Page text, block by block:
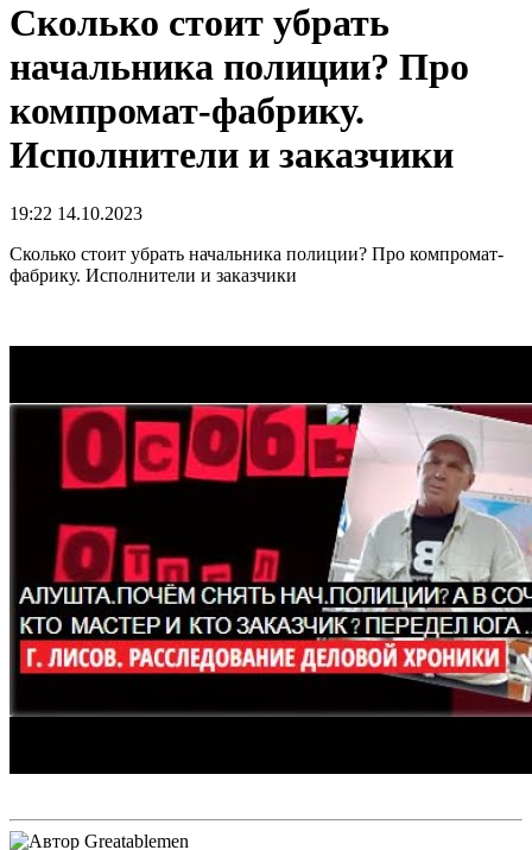
Сколько стоит убрать
начальника полиции? Про
компромат-фабрику.
Исполнители и заказчики
19:22 14.10.2023
Сколько стоит убрать начальника полиции? Про компромат-
фабрику. Исполнители и заказчики